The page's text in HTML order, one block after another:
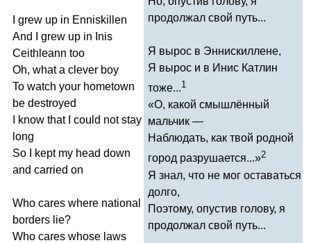
grew up in Enniskillen
And
grew up in Inis
Ceithleann too
Oh, what a clever boy
To watch your hometown
be destroyed
know that could not stay
long
So
kept my head down
and carried on
Who cares where national
borders lie?
Who cares whose laws
продолжал свой путь...
Я вырос в Эннискиллене,
Я вырос и в Инис Катлин
тоже...1
«О, какой смышлённый
мальчик —
Наблюдать, как твой родной
город разрушается...»2
Я знал, что не мог оставаться
долго,
Поэтому, опустив голову, я
продолжал свой путь...